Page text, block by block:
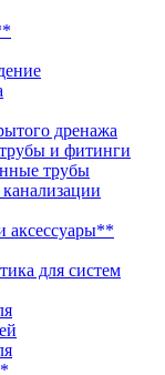
дренажа
и фитинги
трубы
аксессуары**
для систем